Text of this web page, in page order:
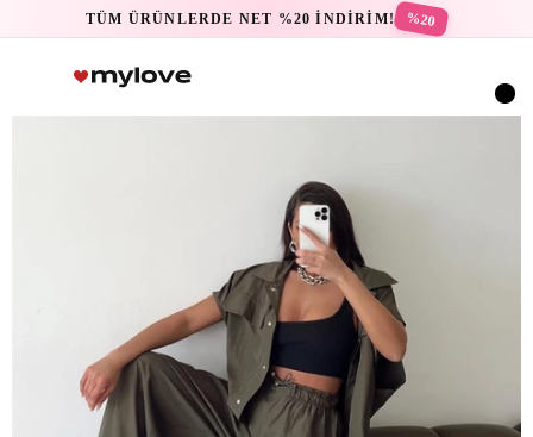
TÜM ÜRÜNLERDE NET %20 İNDİRİM! %20